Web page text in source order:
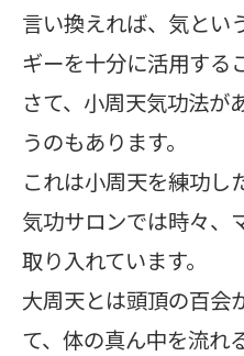
言い換えれば、気とい
ギーを十分に活用する
さて、小周天気功法が
うのもあります。
これは小周天を練功し
気功サロンでは時々、
取り入れています。
大周天とは頭頂の百会
て、体の真ん中を流れ